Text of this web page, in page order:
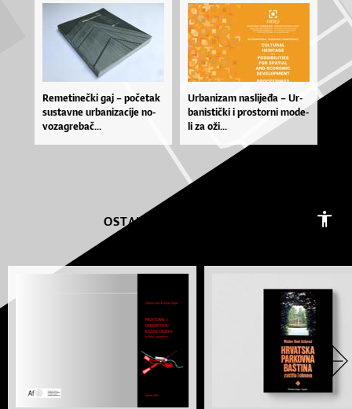
Re­me­ti­ne­čki gaj – po­če­tak
sus­tav­ne ur­ba­ni­za­ci­je no­
vo­za­gre­bač...
Ur­ba­ni­zam na­sli­je­đa – Ur­
ba­nis­ti­čki i pros­tor­ni mo­de­
li za oži...
OSTALI RADOVI AUTORA